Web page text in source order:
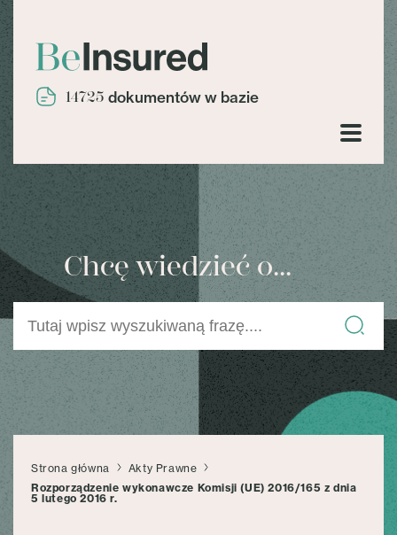
14725 dokumentów w bazie
Chcę wiedzieć o...
Strona główna
Akty Prawne
Rozporządzenie wykonawcze Komisji (UE) 2016/165 z dnia
5 lutego 2016 r.